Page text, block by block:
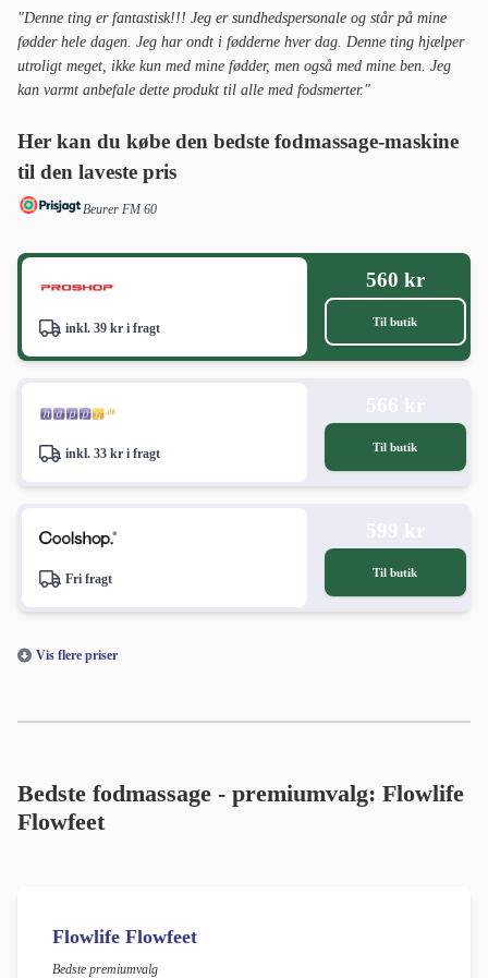
"Denne ting er fantastisk!!! Jeg er sundhedspersonale og står på mine
fødder hele dagen. Jeg har ondt i fødderne hver dag. Denne ting hjælper
utroligt meget, ikke kun med mine fødder, men også med mine ben. Jeg
kan varmt anbefale dette produkt til alle med fodsmerter."
Her kan du købe den bedste fodmassage-maskine
til den laveste pris
Beurer FM 60
inkl. 39 kr i fragt
560 kr
Til butik
inkl. 33 kr i fragt Til butik
Fri fragt Til butik
Vis flere priser
Bedste fodmassage - premiumvalg: Flowlife
Flowfeet
Flowlife Flowfeet
Bedste premiumvalg